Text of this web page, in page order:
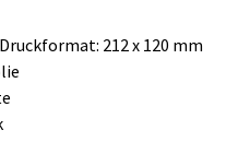
212 x 120 mm